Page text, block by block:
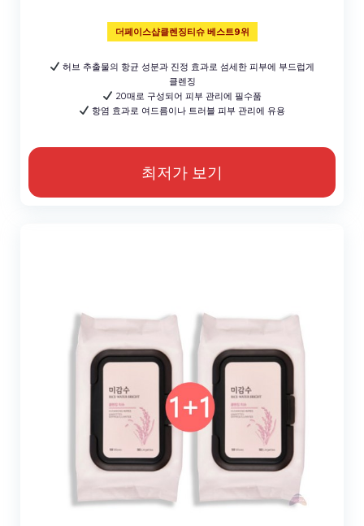
더페이스샵클렌징티슈 베스트9위
허브 추출물의 항균 성분과 진정 효과로 섬세한 피부에 부드럽게
클렌징
20매로 구성되어 피부 관리에 필수품
항염 효과로 여드름이나 트러블 피부 관리에 유용
최저가 보기